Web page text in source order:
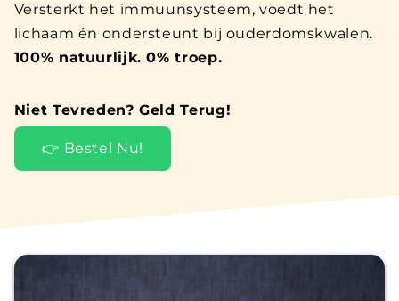
Versterkt het immuunsysteem, voedt het
lichaam én ondersteunt bij ouderdomskwalen.
100% natuurlijk. 0% troep.
Niet Tevreden? Geld Terug!
👉 Bestel Nu!